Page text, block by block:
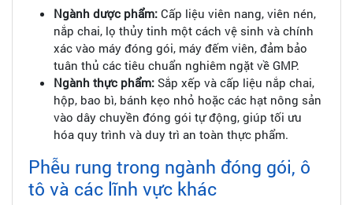
Ngành dược phẩm: Cấp liệu viên nang, viên nén,
nắp chai, lọ thủy tinh một cách vệ sinh và chính
xác vào máy đóng gói, máy đếm viên, đảm bảo
tuân thủ các tiêu chuẩn nghiêm ngặt về GMP.
Ngành thực phẩm: Sắp xếp và cấp liệu nắp chai,
hộp, bao bì, bánh kẹo nhỏ hoặc các hạt nông sản
vào dây chuyền đóng gói tự động, giúp tối ưu
hóa quy trình và duy trì an toàn thực phẩm.
Phễu rung trong ngành đóng gói, ô
tô và các lĩnh vực khác